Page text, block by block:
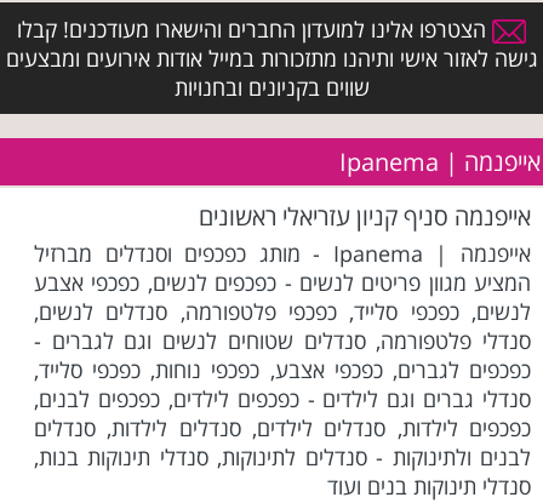
הצטרפו אלינו למועדון החברים והישארו מעודכנים! קבלו
גישה לאזור אישי ותיהנו מתזכורות במייל אודות אירועים ומבצעים
שווים בקניונים ובחנויות
אייפנמה | Ipanema
אייפנמה סניף קניון עזריאלי ראשונים
אייפנמה | Ipanema - מותג כפכפים וסנדלים מברזיל
המציע מגוון פריטים לנשים - כפכפים לנשים, כפכפי אצבע
לנשים, כפכפי סלייד, כפכפי פלטפורמה, סנדלים לנשים,
סנדלי פלטפורמה, סנדלים שטוחים לנשים וגם לגברים -
כפכפים לגברים, כפכפי אצבע, כפכפי נוחות, כפכפי סלייד,
סנדלי גברים וגם לילדים - כפכפים לילדים, כפכפים לבנים,
כפכפים לילדות, סנדלים לילדים, סנדלים לילדות, סנדלים
לבנים ולתינוקות - סנדלים לתינוקות, סנדלי תינוקות בנות,
סנדלי תינוקות בנים ועוד